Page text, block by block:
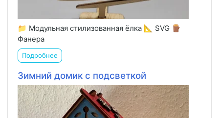
📁 Модульная стилизованная ёлка 📐 SVG 🪵
Фанера
Подробнее
Зимний домик с подсветкой